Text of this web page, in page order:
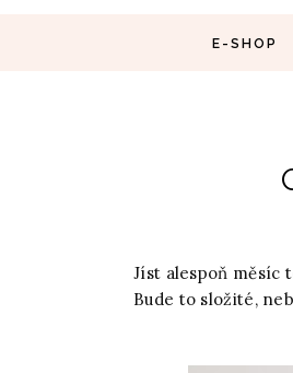
E-SHOP
Jíst alespoň měsíc
Bude to složité,